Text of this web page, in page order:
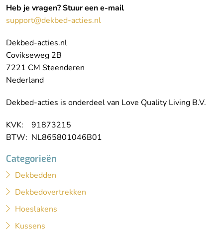
Heb je vragen? Stuur een e-mail
support@dekbed-acties.nl
Dekbed-acties.nl
Covikseweg 2B
7221 CM Steenderen
Nederland
Dekbed-acties is onderdeel van Love Quality Living B.V.
KVK: 91873215
BTW: NL865801046B01
Categorieën
Dekbedden
Dekbedovertrekken
Hoeslakens
Kussens